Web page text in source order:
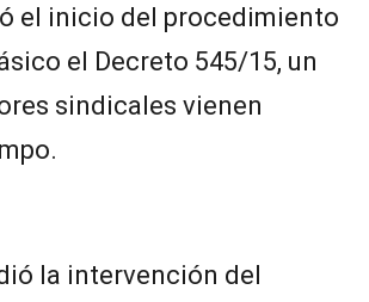
el inicio del procedimiento
el Decreto 545/15, un
sindicales vienen
la intervención del